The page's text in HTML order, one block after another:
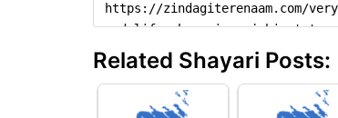
Related Shayari Posts: